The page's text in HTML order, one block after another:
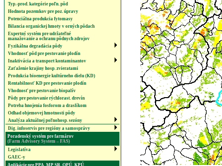
Typ.-prod. kategórie poľn. pôd
Hodnota pozemkov pre poz. úpravy
Potenciálna produkcia fytomasy
Bilancia organickej hmoty v orných pôdach
Expertný systém pre udržateľné
manažovanie a ochranu pôdnych zdrojov
Fyzikálna degradácia pôdy
Vhodnosť pôd pre pestovanie plodín
Inaktivácia a transport kontaminantov
Zaťaženie krajiny hosp. zvieratami
Produkcia bioenergie kultúrneho dielu (KD)
Rentabilnosť KD pre pestovanie plodín
Vhodnosť pre pestovanie biopalív
Pôdy pre pestovanie rýchlorast. drevín
Potreba hnojenia fosforom a draslíkom
Odhad objemovej hmotnosti pôdy
Analýza aktuálnej poľnohosp. sezóny
Dig. infoservis pre regióny a samosprávy
Poradenský systém pre farmárov
(Farm Advisory System – FAS)
Legislatíva
GAEC-y
Aplikácie pre PPA, MP SR, OPÚ, KPÚ